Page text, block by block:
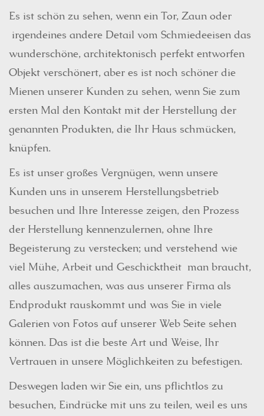
Es ist schön zu sehen, wenn ein Tor, Zaun oder
irgendeines andere Detail vom Schmiedeeisen das
wunderschöne, architektonisch perfekt entworfen
Objekt verschönert, aber es ist noch schöner die
Mienen unserer Kunden zu sehen, wenn Sie zum
ersten Mal den Kontakt mit der Herstellung der
genannten Produkten, die Ihr Haus schmücken,
knüpfen.
Es ist unser großes Vergnügen, wenn unsere
Kunden uns in unserem Herstellungsbetrieb
besuchen und Ihre Interesse zeigen, den Prozess
der Herstellung kennenzulernen, ohne Ihre
Begeisterung zu verstecken; und verstehend wie
viel Mühe, Arbeit und Geschicktheit man braucht,
alles auszumachen, was aus unserer Firma als
Endprodukt rauskommt und was Sie in viele
Galerien von Fotos auf unserer Web Seite sehen
können. Das ist die beste Art und Weise, Ihr
Vertrauen in unsere Möglichkeiten zu befestigen.
Deswegen laden wir Sie ein, uns pflichtlos zu
besuchen, Eindrücke mit uns zu teilen, weil es uns